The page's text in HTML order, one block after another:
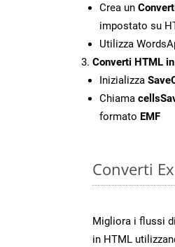
Crea un
impostato su
Utilizza
Converti HTML
Inizializza
Chiama
formato EMF
Converti
Migliora i flussi
in HTML